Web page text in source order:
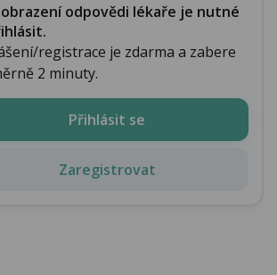
odpovědi lékaře je nutné
registrace je zdarma a zabere
2 minuty.
Přihlásit se
Zaregistrovat